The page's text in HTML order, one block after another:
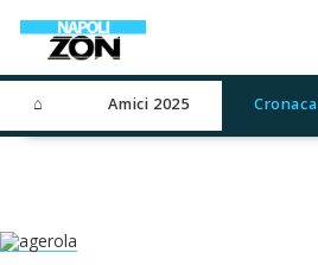
⌂ Amici 2025 Cronaca